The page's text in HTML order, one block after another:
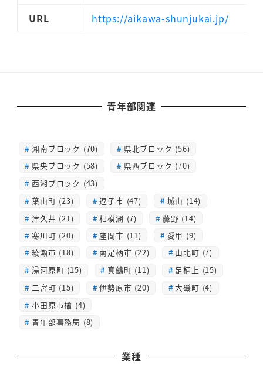
URL
https://aikawa-shunjukai.jp/
青年部関連
湘南ブロック (70)
県北ブロック (56)
県央ブロック (58)
県西ブロック (70)
西湘ブロック (43)
葉山町 (23)
逗子市 (47)
城山 (14)
津久井 (21)
相模湖 (7)
藤野 (14)
寒川町 (20)
座間市 (11)
愛甲 (9)
綾瀬市 (18)
南足柄市 (22)
山北町 (7)
湯河原町 (15)
真鶴町 (11)
足柄上 (15)
二宮町 (15)
伊勢原市 (20)
大磯町 (4)
小田原市橘 (4)
青年部事務局 (8)
業種